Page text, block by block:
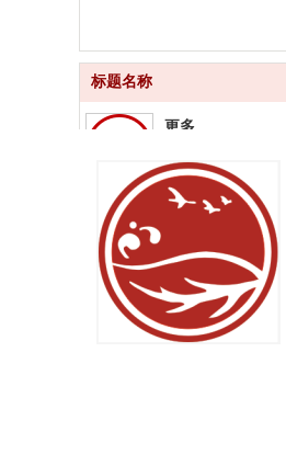
标题名称
更多
更快
更好
汇聚品牌